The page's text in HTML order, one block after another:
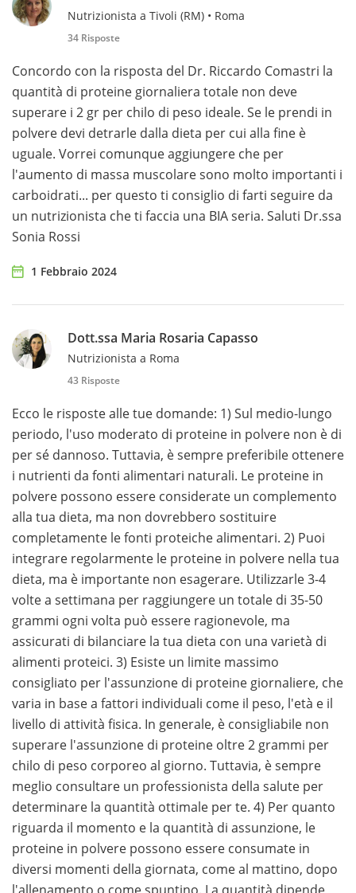
Nutrizionista a Tivoli (RM) • Roma
34 Risposte
Concordo con la risposta del Dr. Riccardo Comastri la
quantità di proteine giornaliera totale non deve
superare i 2 gr per chilo di peso ideale. Se le prendi in
polvere devi detrarle dalla dieta per cui alla fine è
uguale. Vorrei comunque aggiungere che per
l'aumento di massa muscolare sono molto importanti i
carboidrati... per questo ti consiglio di farti seguire da
un nutrizionista che ti faccia una BIA seria. Saluti Dr.ssa
Sonia Rossi
1 Febbraio 2024
Dott.ssa Maria Rosaria Capasso
Nutrizionista a Roma
43 Risposte
Ecco le risposte alle tue domande: 1) Sul medio-lungo
periodo, l'uso moderato di proteine in polvere non è di
per sé dannoso. Tuttavia, è sempre preferibile ottenere
i nutrienti da fonti alimentari naturali. Le proteine in
polvere possono essere considerate un complemento
alla tua dieta, ma non dovrebbero sostituire
completamente le fonti proteiche alimentari. 2) Puoi
integrare regolarmente le proteine in polvere nella tua
dieta, ma è importante non esagerare. Utilizzarle 3-4
volte a settimana per raggiungere un totale di 35-50
grammi ogni volta può essere ragionevole, ma
assicurati di bilanciare la tua dieta con una varietà di
alimenti proteici. 3) Esiste un limite massimo
consigliato per l'assunzione di proteine giornaliere, che
varia in base a fattori individuali come il peso, l'età e il
livello di attività fisica. In generale, è consigliabile non
superare l'assunzione di proteine oltre 2 grammi per
chilo di peso corporeo al giorno. Tuttavia, è sempre
meglio consultare un professionista della salute per
determinare la quantità ottimale per te. 4) Per quanto
riguarda il momento e la quantità di assunzione, le
proteine in polvere possono essere consumate in
diversi momenti della giornata, come al mattino, dopo